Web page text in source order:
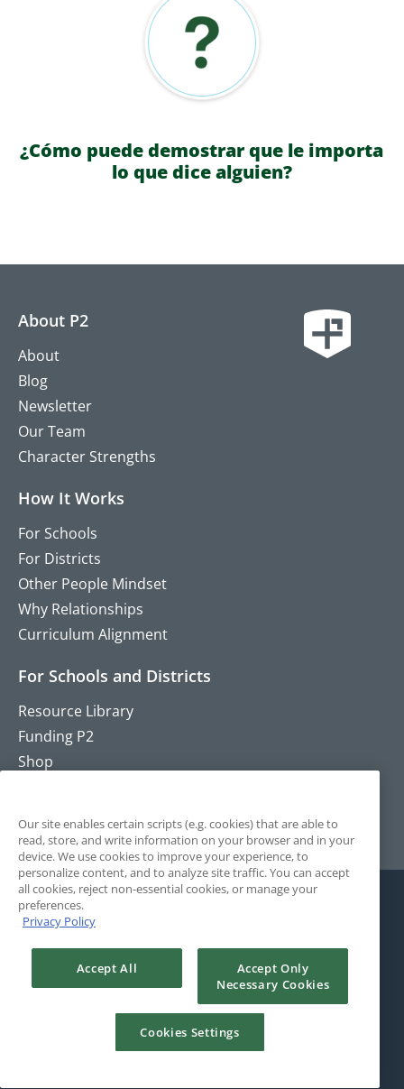
¿Cómo puede demostrar que le importa
lo que dice alguien?
About P2
About
Blog
Newsletter
Our Team
Character Strengths
How It Works
For Schools
For Districts
Other People Mindset
Why Relationships
Curriculum Alignment
For Schools and Districts
Resource Library
Funding P2
Shop
Terms and Conditions
Our site enables certain scripts (e.g. cookies) that are able to
read, store, and write information on your browser and in your
device. We use cookies to improve your experience, to
personalize content, and to analyze site traffic. You can accept
all cookies, reject non-essential cookies, or manage your
preferences.
Privacy Policy
Accept All
Accept Only
Necessary Cookies
Cookies Settings